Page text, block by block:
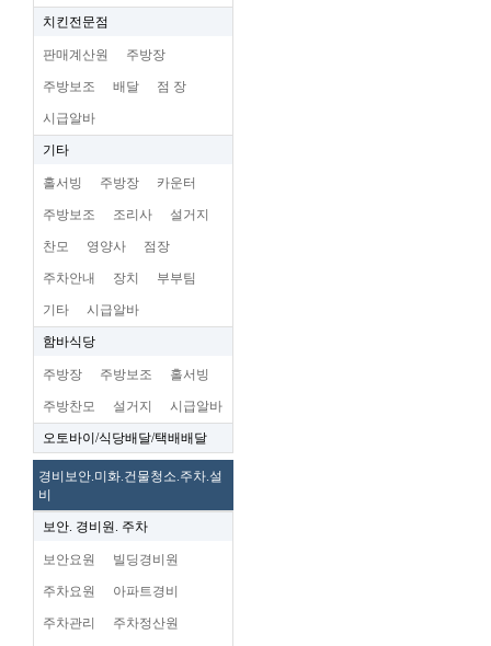
치킨전문점
판매계산원 주방장
주방보조 배달 점 장
시급알바
기타
홀서빙 주방장 카운터
주방보조 조리사 설거지
찬모 영양사 점장
주차안내 장치 부부팀
기타 시급알바
함바식당
주방장 주방보조 홀서빙
주방찬모 설거지 시급알바
오토바이/식당배달/택배배달
경비보안.미화.건물청소.주차.설
비
보안. 경비원. 주차
보안요원 빌딩경비원
주차요원 아파트경비
주차관리 주차정산원